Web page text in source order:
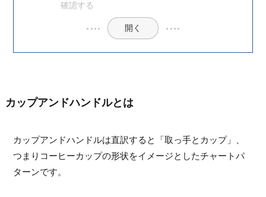
確認する
開く
カップアンドハンドルとは
カップアンドハンドルは直訳すると「取っ手とカップ」、
つまりコーヒーカップの形状をイメージとしたチャートパ
ターンです。